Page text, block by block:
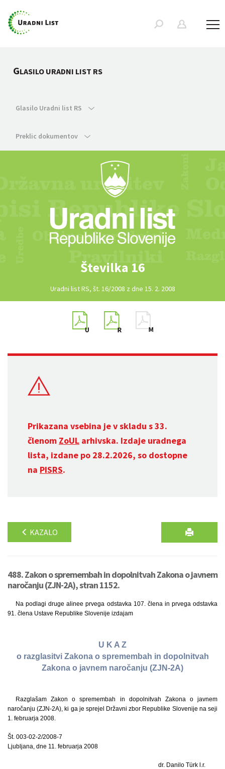
GLASILO URADNI LIST RS
Glasilo Uradni list RS
Preklic dokumentov
Številka 16
Uradni list RS, št. 16/2008 z dne 15. 2. 2008
Prikazana vsebina je v skladu s 33.
členom ZoUL arhivska. Izdaje uradnega
lista, izdane po 28.2.2026, so dostopne
na PISRS.
KAZALO
488. Zakon o spremembah in dopolnitvah Zakona o javnem
naročanju (ZJN-2A), stran 1152.
Na podlagi druge alinee prvega odstavka 107. člena in prvega odstavka
91. člena Ustave Republike Slovenije izdajam
U K A Z
o razglasitvi Zakona o spremembah in dopolnitvah
Zakona o javnem naročanju (ZJN-2A)
Razglašam Zakon o spremembah in dopolnitvah Zakona o javnem
naročanju (ZJN-2A), ki ga je sprejel Državni zbor Republike Slovenije na seji
1. februarja 2008.
Št. 003-02-2/2008-7
Ljubljana, dne 11. februarja 2008
dr. Danilo Türk l.r.